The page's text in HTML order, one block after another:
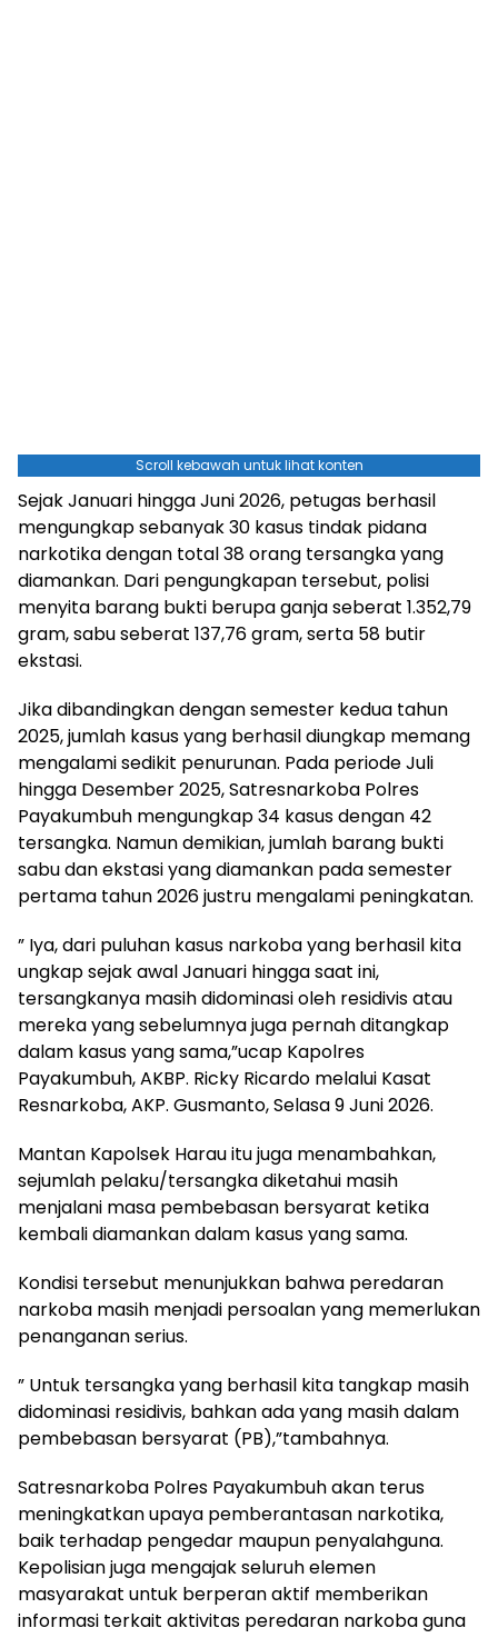
Scroll kebawah untuk lihat konten
Sejak Januari hingga Juni 2026, petugas berhasil
mengungkap sebanyak 30 kasus tindak pidana
narkotika dengan total 38 orang tersangka yang
diamankan. Dari pengungkapan tersebut, polisi
menyita barang bukti berupa ganja seberat 1.352,79
gram, sabu seberat 137,76 gram, serta 58 butir
ekstasi.
Jika dibandingkan dengan semester kedua tahun
2025, jumlah kasus yang berhasil diungkap memang
mengalami sedikit penurunan. Pada periode Juli
hingga Desember 2025, Satresnarkoba Polres
Payakumbuh mengungkap 34 kasus dengan 42
tersangka. Namun demikian, jumlah barang bukti
sabu dan ekstasi yang diamankan pada semester
pertama tahun 2026 justru mengalami peningkatan.
” Iya, dari puluhan kasus narkoba yang berhasil kita
ungkap sejak awal Januari hingga saat ini,
tersangkanya masih didominasi oleh residivis atau
mereka yang sebelumnya juga pernah ditangkap
dalam kasus yang sama,”ucap Kapolres
Payakumbuh, AKBP. Ricky Ricardo melalui Kasat
Resnarkoba, AKP. Gusmanto, Selasa 9 Juni 2026.
Mantan Kapolsek Harau itu juga menambahkan,
sejumlah pelaku/tersangka diketahui masih
menjalani masa pembebasan bersyarat ketika
kembali diamankan dalam kasus yang sama.
Kondisi tersebut menunjukkan bahwa peredaran
narkoba masih menjadi persoalan yang memerlukan
penanganan serius.
” Untuk tersangka yang berhasil kita tangkap masih
didominasi residivis, bahkan ada yang masih dalam
pembebasan bersyarat (PB),”tambahnya.
Satresnarkoba Polres Payakumbuh akan terus
meningkatkan upaya pemberantasan narkotika,
baik terhadap pengedar maupun penyalahguna.
Kepolisian juga mengajak seluruh elemen
masyarakat untuk berperan aktif memberikan
informasi terkait aktivitas peredaran narkoba guna